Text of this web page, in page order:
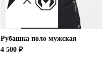
Рубашка поло мужская
4 500 ₽